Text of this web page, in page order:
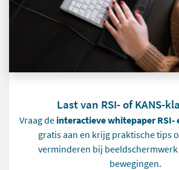
Last van RSI- of KANS-
Vraag de interactieve whitepaper RSI-
gratis aan en krijg praktische tips
verminderen bij
bewegingen.